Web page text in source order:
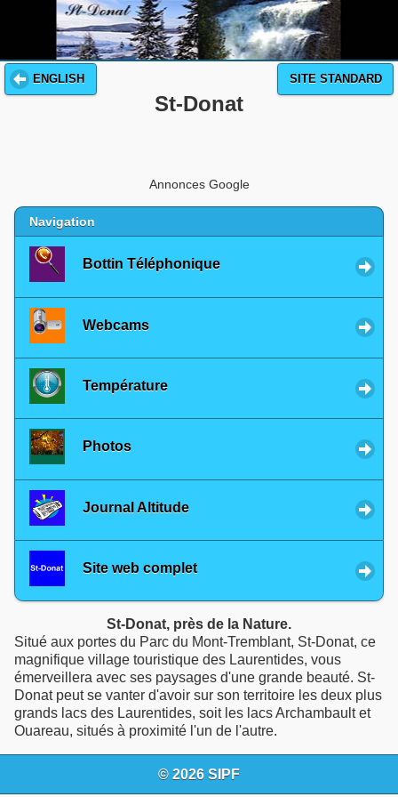
ENGLISH SITE STANDARD
St-Donat
Annonces Google
Navigation
Bottin Téléphonique
Webcams
Température
Photos
Journal Altitude
Site web complet
St-Donat, près de la Nature.
Situé aux portes du Parc du Mont-Tremblant, St-Donat, ce
magnifique village touristique des Laurentides, vous
émerveillera avec ses paysages d'une grande beauté. St-
Donat peut se vanter d'avoir sur son territoire les deux plus
grands lacs des Laurentides, soit les lacs Archambault et
Ouareau, situés à proximité l'un de l'autre.
© 2026 SIPF